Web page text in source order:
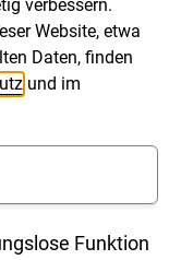
in WEG gilt:
20 Abs. 2, S. 1
verlangen, die
sind. Die
tragen. Im
für die
verbessern.
Website, etwa
Daten, finden
und im
Funktion